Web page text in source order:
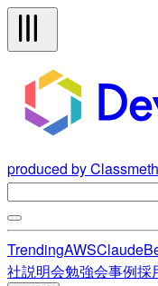
produced by
TrendingAWSClaude
社説明会勉強会事例採